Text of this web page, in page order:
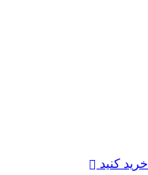
خرید کنید